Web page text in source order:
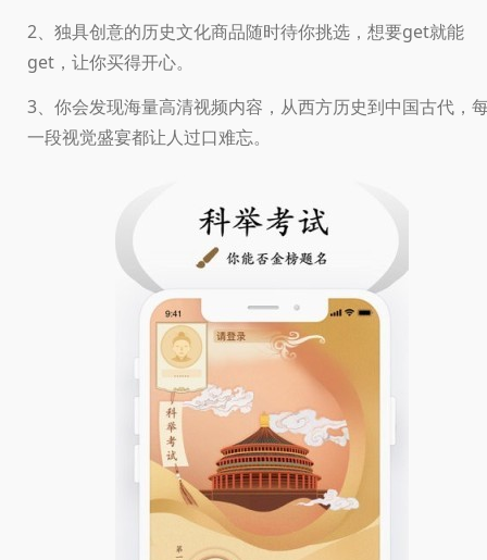
2、独具创意的历史文化商品随时待你挑选，想要get就能
get，让你买得开心。
3、你会发现海量高清视频内容，从西方历史到中国古代，
一段视觉盛宴都让人过口难忘。